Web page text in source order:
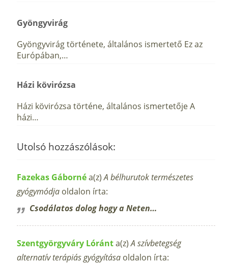
Gyöngyvirág
Gyöngyvirág története, általános ismertető Ez az
Európában,…
Házi kövirózsa
Házi kövirózsa történe, általános ismertetője A
házi…
Utolsó hozzászólások:
Fazekas Gábornéa(z)A bélhurutok természetes
gyógymódja oldalon írta:
Csodálatos dolog hogy a Neten…
Szentgyörgyváry Lóránta(z)A szívbetegség
alternatív terápiás gyógyítása oldalon írta: